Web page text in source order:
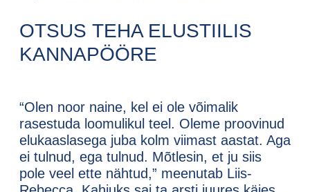
OTSUS TEHA ELUSTIILIS
KANNAPÖÖRE
“Olen noor naine, kel ei ole võimalik
rasestuda loomulikul teel. Oleme proovinud
elukaaslasega juba kolm viimast aastat. Aga
ei tulnud, ega tulnud. Mõtlesin, et ju siis
pole veel ette nähtud,” meenutab Liis-